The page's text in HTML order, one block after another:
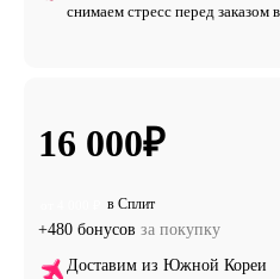
снимаем стресс перед заказом
16 000₽
в Сплит
+480 бонусов за покупку
Доставим из Южной Кореи